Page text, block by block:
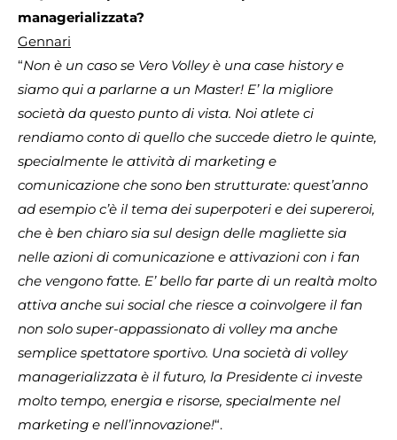
managerializzata?
Gennari
“Non è un caso se Vero Volley è una case history e
siamo qui a parlarne a un Master! E’ la migliore
società da questo punto di vista. Noi atlete ci
rendiamo conto di quello che succede dietro le quinte,
specialmente le attività di marketing e
comunicazione che sono ben strutturate: quest’anno
ad esempio c’è il tema dei superpoteri e dei supereroi,
che è ben chiaro sia sul design delle magliette sia
nelle azioni di comunicazione e attivazioni con i fan
che vengono fatte. E’ bello far parte di un realtà molto
attiva anche sui social che riesce a coinvolgere il fan
non solo super-appassionato di volley ma anche
semplice spettatore sportivo. Una società di volley
managerializzata è il futuro, la Presidente ci investe
molto tempo, energia e risorse, specialmente nel
marketing e nell’innovazione!“.